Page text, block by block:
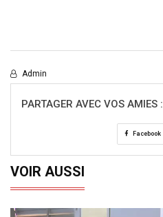
Admin
PARTAGER AVEC VOS AMIES :
Facebook
VOIR AUSSI